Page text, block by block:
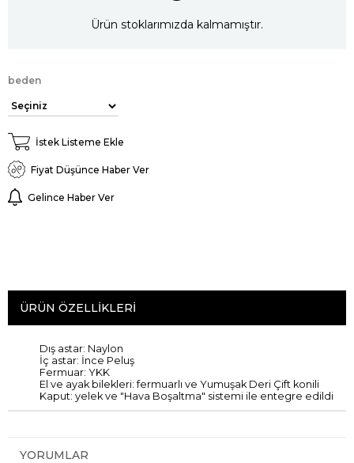
Ürün stoklarımızda kalmamıştır.
beden
İstek Listeme Ekle
Fiyat Düşünce Haber Ver
Gelince Haber Ver
ÜRÜN ÖZELLIKLERI
Dış astar: Naylon
İç astar: İnce Peluş
Fermuar: YKK
El ve ayak bilekleri: fermuarlı ve Yumuşak Deri Çift konili
Kaput: yelek ve "Hava Boşaltma" sistemi ile entegre edildi
YORUMLAR